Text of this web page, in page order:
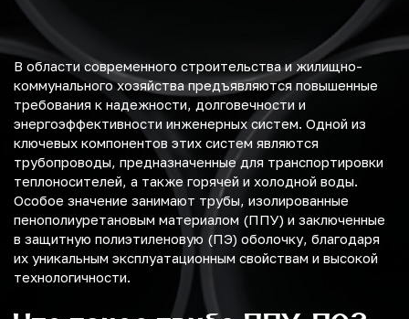
В области современного строительства и жилищно-
коммунального хозяйства предъявляются повышенные
требования к надежности, долговечности и
энергоэффективности инженерных систем. Одной из
ключевых компонентов этих систем являются
трубопроводы, предназначенные для транспортировки
теплоносителей, а также горячей и холодной воды.
Особое значение занимают трубы, изолированные
пенополиуретановым материалом (ППУ) и заключенные
в защитную полиэтиленовую (ПЭ) оболочку, благодаря
их уникальным эксплуатационным свойствам и высокой
технологичности.